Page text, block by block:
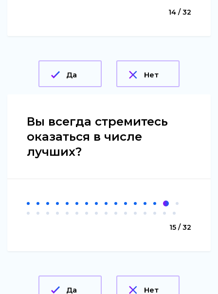
14 / 32
Да Нет
Вы всегда стремитесь
оказаться в числе
лучших?
15 / 32
Да Нет